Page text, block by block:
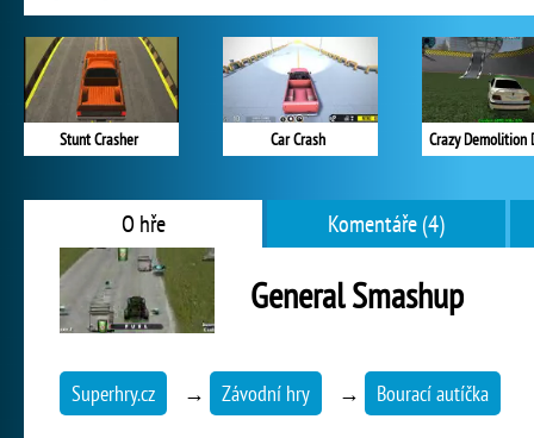
Stunt Crasher Car Crash Crazy Demolition
O hře Komentáře (4)
General Smashup
Superhry.cz → Závodní hry → Bourací autíčka